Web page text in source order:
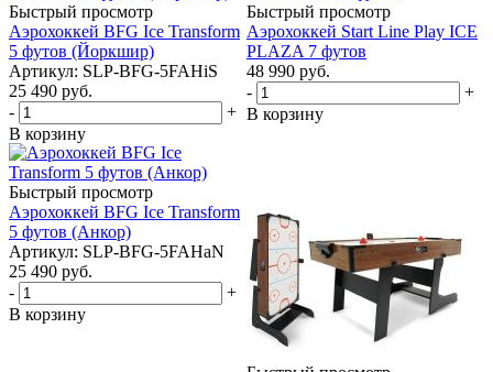
Быстрый просмотр
Аэрохоккей BFG Ice Transform
5 футов (Йоркшир)
Артикул: SLP-BFG-5FAHiS
25 490 руб.
-
+
В корзину
Быстрый просмотр
Аэрохоккей Start Line Play ICE
PLAZA 7 футов
48 990 руб.
-
+
В корзину
Быстрый просмотр
Аэрохоккей BFG Ice Transform
5 футов (Анкор)
Артикул: SLP-BFG-5FAHaN
25 490 руб.
-
+
В корзину